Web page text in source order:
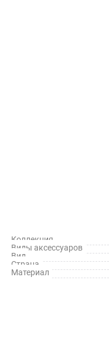
Коллекция
Виды аксессуаров
Вид
Страна
Материал